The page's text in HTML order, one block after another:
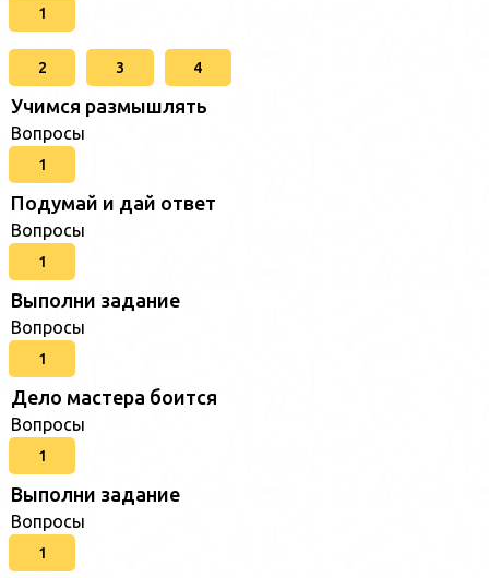
1
2 3 4
Учимся размышлять
Вопросы
1
Подумай и дай ответ
Вопросы
1
Выполни задание
Вопросы
1
Дело мастера боится
Вопросы
1
Выполни задание
Вопросы
1